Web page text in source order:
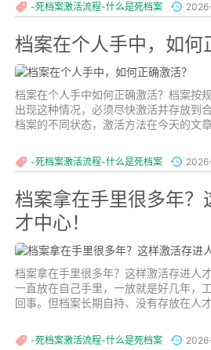
-死档案激活流程-什么是死档案
档案在个人手中，如何
档案在个人手中如何正确激活？档案按
出现这种情况，必须尽快激活并存放到
档案的不同状态，激活方法在今天的文
-死档案激活流程-什么是死档案
档案拿在手里很多年？
才中心！
档案拿在手里很多年？这样激活存进人
一直放在自己手里，一放就是好几年，
回事。但档案长期自持、没有存放在人
现走不通。...
-死档案激活流程-什么是死档案